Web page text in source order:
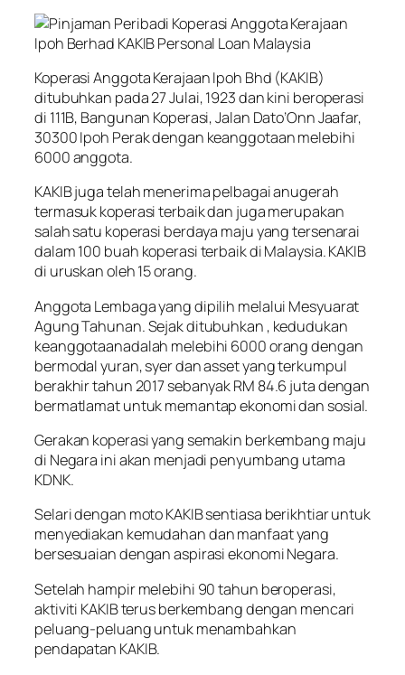
Koperasi Anggota Kerajaan Ipoh Bhd (KAKIB)
ditubuhkan pada 27 Julai, 1923 dan kini beroperasi
di 111B, Bangunan Koperasi, Jalan Dato’Onn Jaafar,
30300 Ipoh Perak dengan keanggotaan melebihi
6000 anggota.
KAKIB juga telah menerima pelbagai anugerah
termasuk koperasi terbaik dan juga merupakan
salah satu koperasi berdaya maju yang tersenarai
dalam 100 buah koperasi terbaik di Malaysia. KAKIB
di uruskan oleh 15 orang.
Anggota Lembaga yang dipilih melalui Mesyuarat
Agung Tahunan. Sejak ditubuhkan , kedudukan
keanggotaanadalah melebihi 6000 orang dengan
bermodal yuran, syer dan asset yang terkumpul
berakhir tahun 2017 sebanyak RM 84.6 juta dengan
bermatlamat untuk memantap ekonomi dan sosial.
Gerakan koperasi yang semakin berkembang maju
di Negara ini akan menjadi penyumbang utama
KDNK.
Selari dengan moto KAKIB sentiasa berikhtiar untuk
menyediakan kemudahan dan manfaat yang
bersesuaian dengan aspirasi ekonomi Negara.
Setelah hampir melebihi 90 tahun beroperasi,
aktiviti KAKIB terus berkembang dengan mencari
peluang-peluang untuk menambahkan
pendapatan KAKIB.